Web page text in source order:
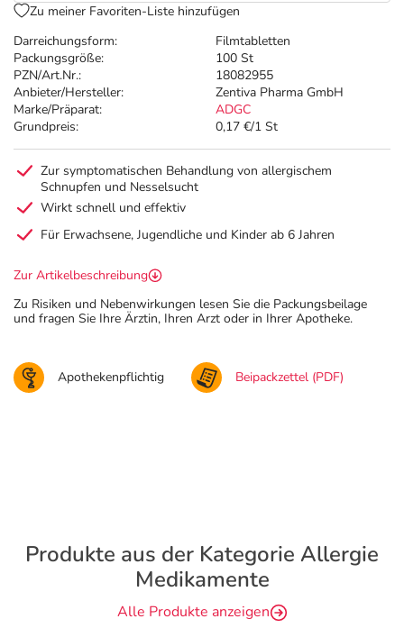
Darreichungsform:
Filmtabletten
Packungsgröße:
100 St
PZN/Art.Nr.:
18082955
Anbieter/Hersteller:
Zentiva Pharma GmbH
Marke/Präparat:
ADGC
Grundpreis:
0,17 €/1 St
Zu meiner Favoriten-Liste hinzufügen
Zur symptomatischen Behandlung von allergischem
Schnupfen und Nesselsucht
Wirkt schnell und effektiv
Für Erwachsene, Jugendliche und Kinder ab 6 Jahren
Zur Artikelbeschreibung
Zu Risiken und Nebenwirkungen lesen Sie die Packungsbeilage
und fragen Sie Ihre Ärztin, Ihren Arzt oder in Ihrer Apotheke.
Apothekenpflichtig Beipackzettel (PDF)
Produkte aus der Kategorie Allergie
Medikamente
Alle Produkte anzeigen